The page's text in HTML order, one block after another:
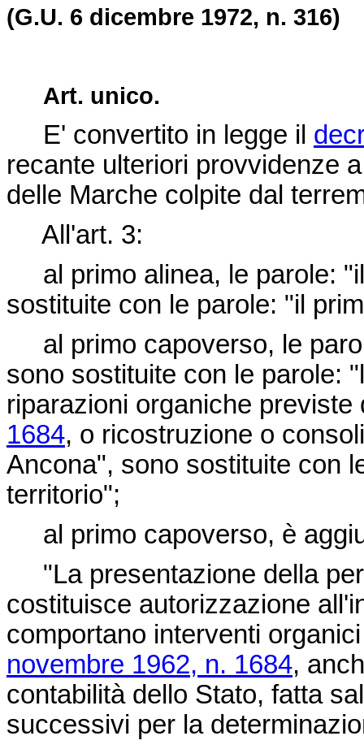
(G.U. 6 dicembre 1972, n. 316)
Art. unico.
E' convertito in legge il
recante ulteriori provvidenze
delle Marche colpite dal
All'art. 3:
al primo alinea, le parole:
sostituite con le parole: "il
al primo capoverso, le
sono sostituite con le parole:
riparazioni organiche
1684, o ricostruzione o
Ancona", sono sostituite con
territorio";
al primo capoverso, è
"La presentazione della
costituisce autorizzazione
comportano interventi
novembre 1962, n. 1684,
contabilità dello Stato, fatta
successivi per la